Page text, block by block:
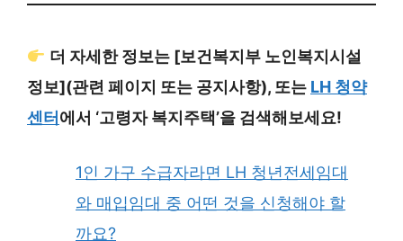
더 자세한 정보는 [보건복지부 노인복지시설
정보](관련 페이지 또는 공지사항), 또는 LH 청약
센터 에서 ‘고령자 복지주택’을 검색해보세요!
1인 가구 수급자라면 LH 청년전세임대
와 매입임대 중 어떤 것을 신청해야 할
까요?